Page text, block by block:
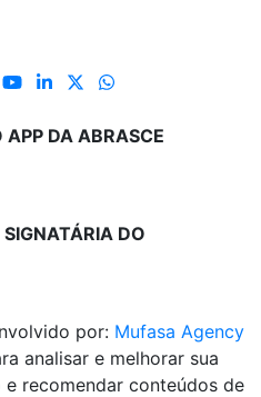
APP DA ABRASCE
DO
por: Mufasa Agency
analisar e melhorar sua
recomendar conteúdos de